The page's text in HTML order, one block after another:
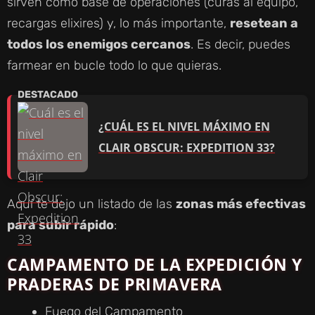
recargas elixires) y, lo más importante, resetean a
todos los enemigos cercanos. Es decir, puedes
farmear en bucle todo lo que quieras.
¿CUÁL ES EL NIVEL MÁXIMO EN
CLAIR OBSCUR: EXPEDITION 33?
Aquí te dejo un listado de las zonas más efectivas
para subir rápido:
CAMPAMENTO DE LA EXPEDICIÓN Y
PRADERAS DE PRIMAVERA
Fuego del Campamento